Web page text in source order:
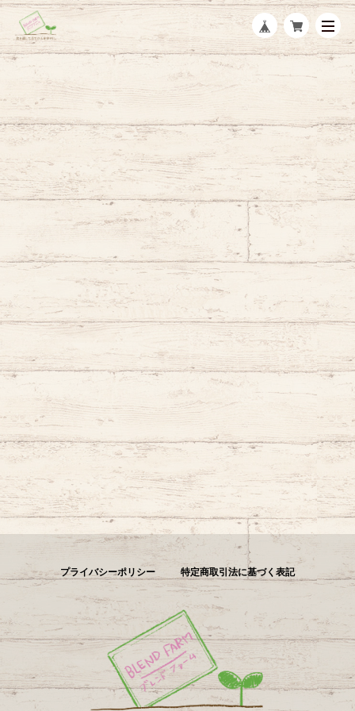
プライバシーポリシー 特定商取引法に基づく表記